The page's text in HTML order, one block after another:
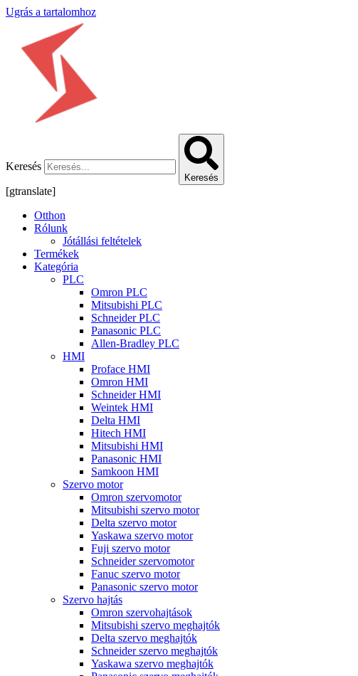
Ugrás a tartalomhoz
Keresés
Keresés
[gtranslate]
Otthon
Rólunk
Jótállási feltételek
Termékek
Kategória
PLC
Omron PLC
Mitsubishi PLC
Schneider PLC
Panasonic PLC
Allen-Bradley PLC
HMI
Proface HMI
Omron HMI
Schneider HMI
Weintek HMI
Delta HMI
Hitech HMI
Mitsubishi HMI
Panasonic HMI
Samkoon HMI
Szervo motor
Omron szervomotor
Mitsubishi szervo motor
Delta szervo motor
Yaskawa szervo motor
Fuji szervo motor
Schneider szervomotor
Fanuc szervo motor
Panasonic szervo motor
Szervo hajtás
Omron szervohajtások
Mitsubishi szervo meghajtók
Delta szervo meghajtók
Schneider szervo meghajtók
Yaskawa szervo meghajtók